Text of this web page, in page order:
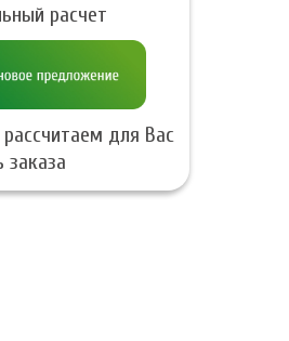
расчет
для Вас
заказа